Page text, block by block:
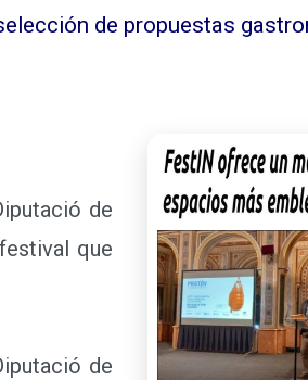
de propuestas
de
que
de